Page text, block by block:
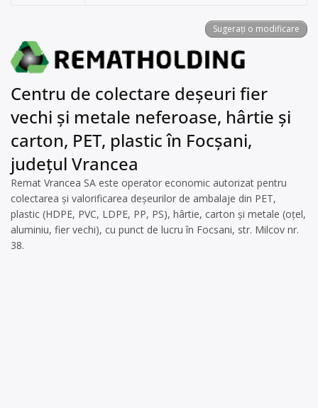
Sugerați o modificare
Centru de colectare deșeuri fier
vechi și metale neferoase, hârtie și
carton, PET, plastic în Focșani,
județul Vrancea
Remat Vrancea SA este operator economic autorizat pentru
colectarea și valorificarea deșeurilor de ambalaje din PET,
plastic (HDPE, PVC, LDPE, PP, PS), hârtie, carton și metale (oțel,
aluminiu, fier vechi), cu punct de lucru în Focsani, str. Milcov nr.
38.